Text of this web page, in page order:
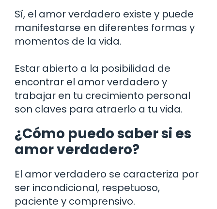
Sí, el amor verdadero existe y puede
manifestarse en diferentes formas y
momentos de la vida.
Estar abierto a la posibilidad de
encontrar el amor verdadero y
trabajar en tu crecimiento personal
son claves para atraerlo a tu vida.
¿Cómo puedo saber si es
amor verdadero?
El amor verdadero se caracteriza por
ser incondicional, respetuoso,
paciente y comprensivo.